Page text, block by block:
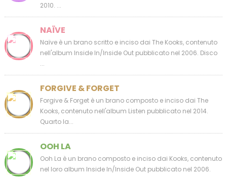
2010. ...
NAÏVE
Naïve è un brano scritto e inciso dai The Kooks, contenuto
nell'album Inside In/Inside Out pubblicato nel 2006. Disco
...
FORGIVE & FORGET
Forgive & Forget è un brano composto e inciso dai The
Kooks, contenuto nell'album Listen pubblicato nel 2014.
Quarto la...
OOH LA
Ooh La è un brano composto e inciso dai Kooks, contenuto
nel loro album Inside In/Inside Out pubblicato nel 2006.